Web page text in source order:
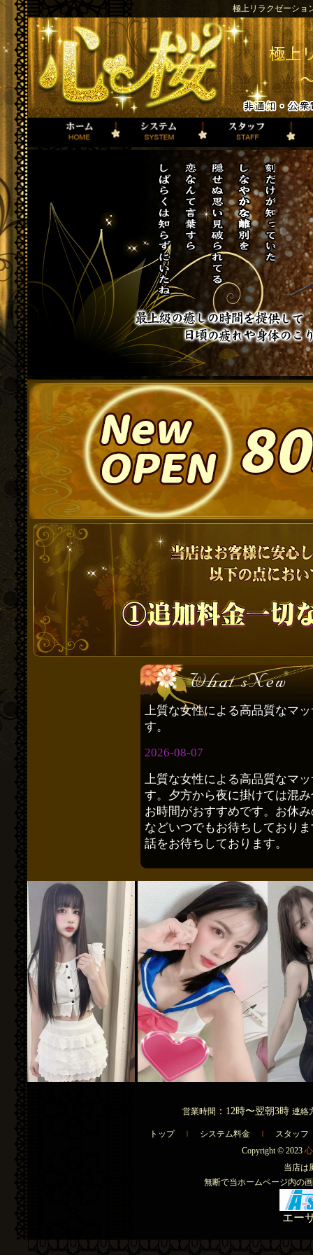
極上リラクゼーシ
営業時間 ：12時〜翌朝3時 連絡
トップ ｌ システム料金 ｌ
スタッフ
Copyright © 2023
当店は
無断で当ホームページ内の
エー